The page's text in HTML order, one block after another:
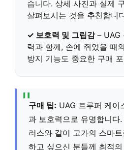
습니다. 상세 사진과 실제
살펴보시는 것을 추천합니
✓ 보호력 및 그립감– UAG
력과 함께, 손에 쥐었을 때
방지 기능도 중요한 구매
구매 팁: UAG 트루퍼 케이
과 보호력으로 유명합니다
러스와 같이 고가의 스마
하고 싶으신 분들께 최적